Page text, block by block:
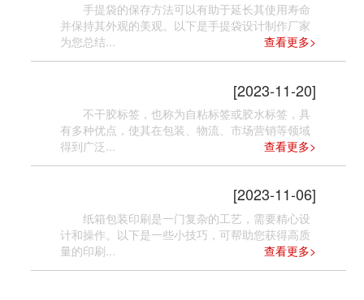
手提袋的保存方法可以有助于延长其使用寿命
并保持其外观的美观。以下是手提袋设计制作厂家
为您总结...
查看更多>
[2023-11-20]
不干胶标签，也称为自粘标签或胶水标签，具
有多种优点，使其在包装、物流、市场营销等领域
得到广泛...
查看更多>
[2023-11-06]
纸箱包装印刷是一门复杂的工艺，需要精心设
计和操作。以下是一些小技巧，可帮助您获得高质
量的印刷...
查看更多>